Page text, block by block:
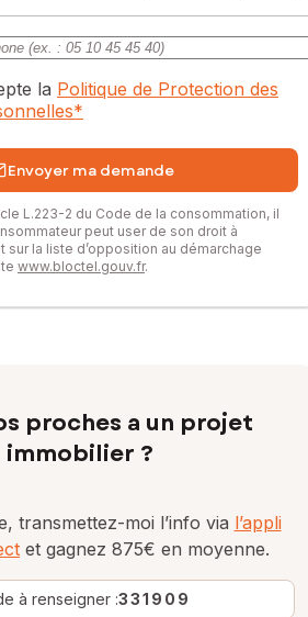
la Politique de Protection des
*
Envoyer ma demande
L.223-2 du Code de la consommation, il
peut user de son droit à
sur la liste d’opposition au démarchage
www.bloctel.gouv.fr.
proches a un projet
immobilier ?
transmettez-moi l’info via l’appli
et gagnez 875€ en moyenne.
à renseigner :331909